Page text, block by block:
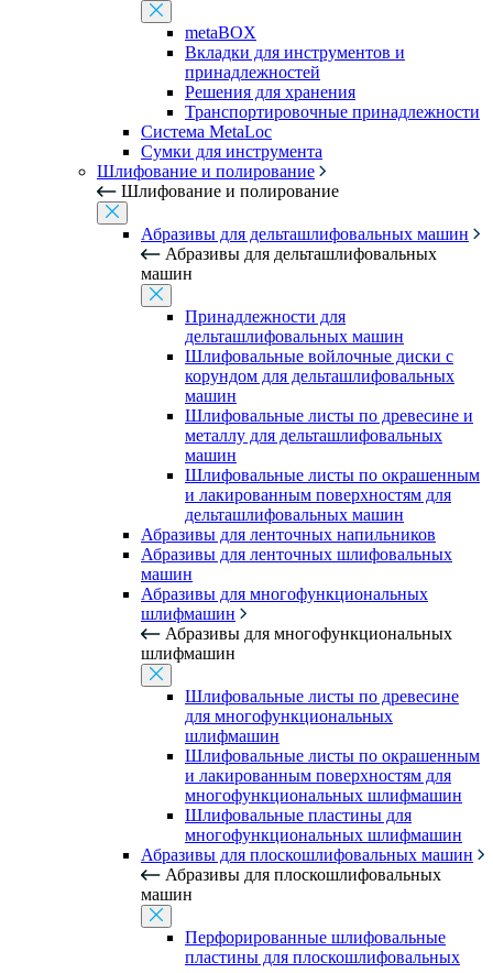
metaBOX
Вкладки для инструментов и
принадлежностей
Решения для хранения
Транспортировочные принадлежности
Система MetaLoc
Сумки для инструмента
Шлифование и полирование
Шлифование и полирование
Абразивы для дельташлифовальных машин
Абразивы для дельташлифовальных
машин
Принадлежности для
дельташлифовальных машин
Шлифовальные войлочные диски с
корундом для дельташлифовальных
машин
Шлифовальные листы по древесине и
металлу для дельташлифовальных
машин
Шлифовальные листы по окрашенным
и лакированным поверхностям для
дельташлифовальных машин
Абразивы для ленточных напильников
Абразивы для ленточных шлифовальных
машин
Абразивы для многофункциональных
шлифмашин
Абразивы для многофункциональных
шлифмашин
Шлифовальные листы по древесине
для многофункциональных
шлифмашин
Шлифовальные листы по окрашенным
и лакированным поверхностям для
многофункциональных шлифмашин
Шлифовальные пластины для
многофункциональных шлифмашин
Абразивы для плоскошлифовальных машин
Абразивы для плоскошлифовальных
машин
Перфорированные шлифовальные
пластины для плоскошлифовальных